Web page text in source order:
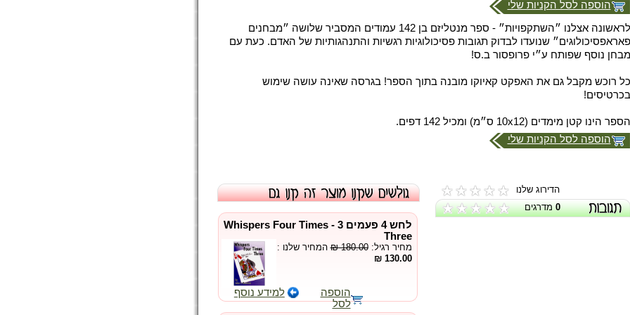
הוספה לסל הקניות שלי
לראשונה אצלנו ״השתקפויות״ - ספר מנטליזם בן 142 עמודים המסביר שלושה ״מבחנים
פאראפסיכולוגים״ שנועדו לבדוק תגובות פסיכולוגיות רגשיות והתנהגותיות של האדם. כעת עם
מבחן נוסף שפותח ע״י פרופסור ב.ס!
כל רוכש מקבל גם את האפקט קאיוקו מובנה בתוך הספר! בגרסה שאינה עושה שימוש
בכרטיסים!
הספר הינו קטן מימדים (10x12 ס״מ) ומכיל 142 דפים.
הוספה לסל הקניות שלי
הדירוג שלנו
0מדרגים
לחש 4 פעמים 3 - Whispers Four Times
Three
מחיר רגיל:₪ 180.00המחיר שלנו :
130.00 ₪
הוספה
לסל
למידע נוסף